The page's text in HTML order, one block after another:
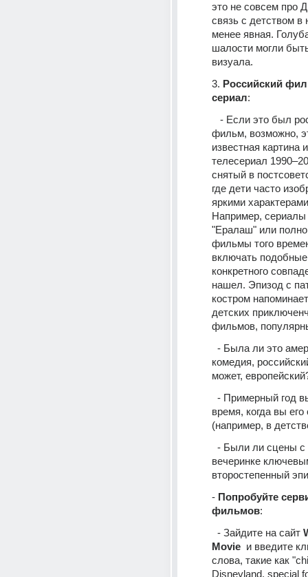
это не совсем про
связь с детством в
менее явная.
шалости могли
визуала.
3. Российский
сериал:
фильм, возможно,
известная картина
телесериал
снятый в
где дети часто
яркими
Например, сериалы
"Ералаш" или
фильмы того
включать
конкретного
нашел. Эпизод с
костром
детских
фильмов,
комедия,
может,
время, когда вы
(например, в
вечеринке
второстепенный
- Попробуйте
фильмов:
  - Зайдите на сайт
Movie
и введите
слова, такие как
Disneyland, special